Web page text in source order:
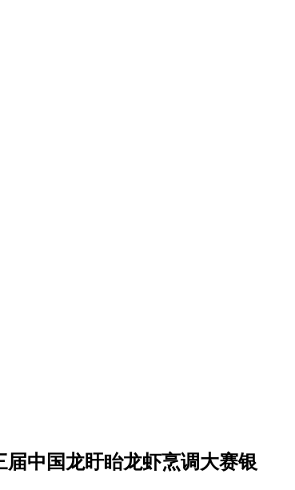
届中国龙盱眙龙虾烹调大赛银